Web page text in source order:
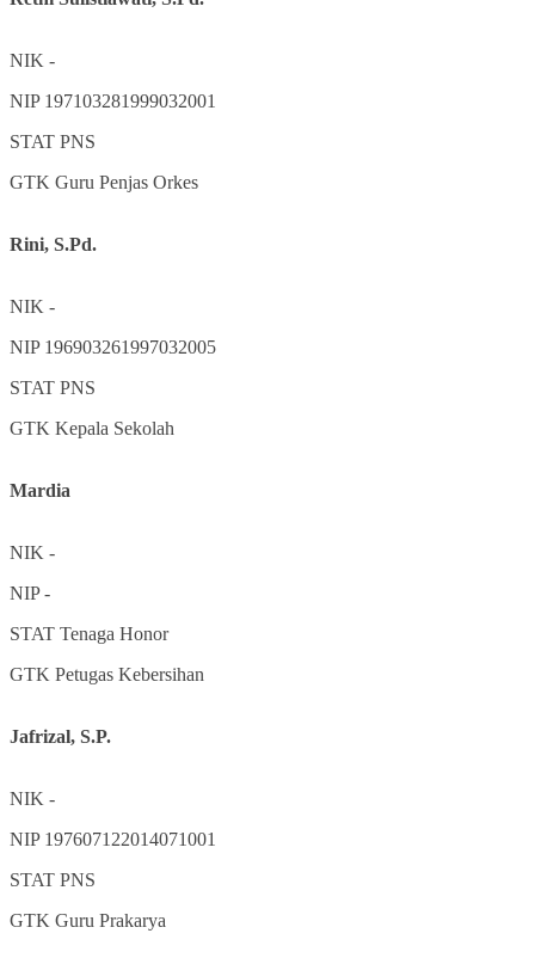
NIK -
NIP 197103281999032001
STAT PNS
GTK Guru Penjas Orkes
Rini, S.Pd.
NIK -
NIP 196903261997032005
STAT PNS
GTK Kepala Sekolah
Mardia
NIK -
NIP-
STAT Tenaga Honor
GTK Petugas Kebersihan
Jafrizal, S.P.
NIK -
NIP 197607122014071001
STAT PNS
GTK Guru Prakarya